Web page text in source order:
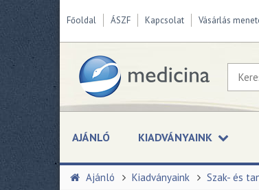
Főoldal ÁSZF Kapcsolat Vásárlás
AJÁNLÓ KIADVÁNYAINK
Ajánló Kiadványaink Szak- és